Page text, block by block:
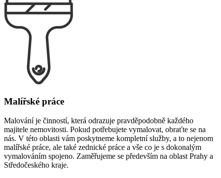
Malířské práce
Malování je činností, která odrazuje pravděpodobně každého
majitele nemovitosti. Pokud potřebujete vymalovat, obraťte se na
nás. V této oblasti vám poskytneme kompletní služby, a to nejenom
malířské práce, ale také zednické práce a vše co je s dokonalým
vymalováním spojeno. Zaměřujeme se především na oblast Prahy a
Středočeského kraje.